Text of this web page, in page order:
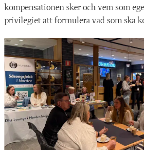
kompensationen sker och vem som
privilegiet att formulera vad som ska